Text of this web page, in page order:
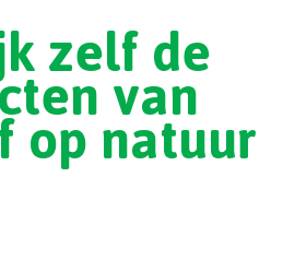
zelf de
van
op natuur